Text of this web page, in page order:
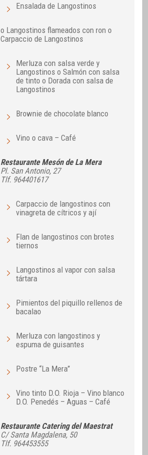
Ensalada de Langostinos
o Langostinos flameados con ron o
Carpaccio de Langostinos
Merluza con salsa verde y
Langostinos o Salmón con salsa
de tinto o Dorada con salsa de
Langostinos
Brownie de chocolate blanco
Vino o cava – Café
Restaurante Mesón de La Mera
Pl. San Antonio, 27
Tlf. 964401617
Carpaccio de langostinos con
vinagreta de cítricos y ají
Flan de langostinos con brotes
tiernos
Langostinos al vapor con salsa
tártara
Pimientos del piquillo rellenos de
bacalao
Merluza con langostinos y
espuma de guisantes
Postre “La Mera”
Vino tinto D.O. Rioja – Vino blanco
D.O. Penedés – Aguas – Café
Restaurante Catering del Maestrat
C/ Santa Magdalena, 50
Tlf. 964453555